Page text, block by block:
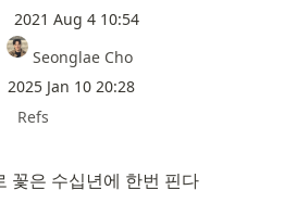
2021 Aug 4 10:54
Seonglae Cho
2025 Jan 10 20:28
Refs
꽃은 수십년에 한번 핀다